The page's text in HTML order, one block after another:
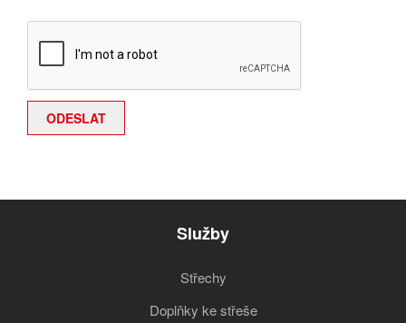
Služby
Střechy
Doplňky ke střeše